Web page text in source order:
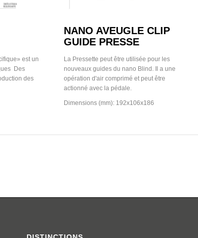
est un
Des
des
NANO AVEUGLE CLIP
GUIDE PRESSE
La Pressette peut être utilisée pour les
nouveaux guides du nano Blind. Il a une
opération d'air comprimé et peut être
actionné avec la pédale.
Dimensions (mm): 192x106x186